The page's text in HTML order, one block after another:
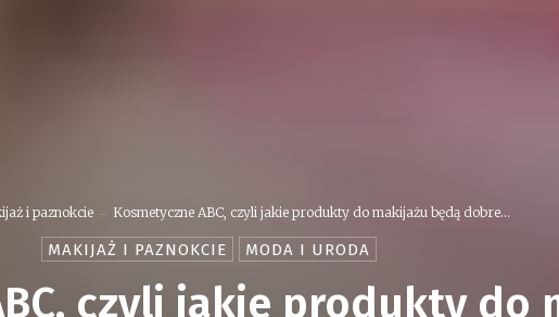
i paznokcie Kosmetyczne ABC, czyli jakie produkty do makijażu będą dobre...
MAKIJAŻ I PAZNOKCIE MODA I URODA
czyli jakie produkty do